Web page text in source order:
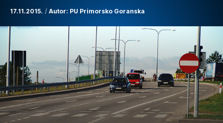
17.11.2015. Autor: PU Primorsko Goranska